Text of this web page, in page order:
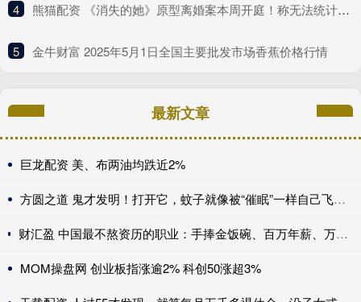
4 ​熊猫配资 《消失的她》原型离婚案本周开庭！称无法统计医疗次数和金额
5 ​金牛财富 2025年5月1日全国主要批发市场香蕉价格行情
最新文章
巨龙配资 美、布两油均跌近2%
方圆之道 鬼才发明！打开它，蚊子就像被“催眠”一样自己飞进去送死
财汇盈 中国最不熬资历的职业：手捧金饭碗、百万年薪、万亿市场，不看经验、新人辈出？
MOM操盘网 创业板指涨逾2% 科创50涨超3%